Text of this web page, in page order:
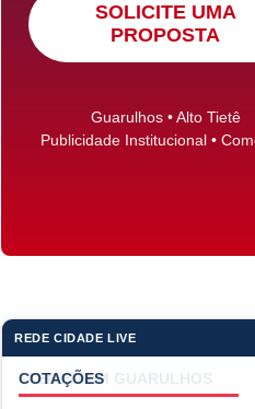
SOLICITE UMA
PROPOSTA
Guarulhos • Alto Tietê
Publicidade Institucional •
REDE CIDADE LIVE
COTAÇÕES